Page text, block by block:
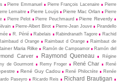
Pierre Emmanuel Pierre François Lacenaire
Pierre
Lemaitre Pierre Louÿs Pierre Mac Orlan
Pierre
Pierre Pelot Pierre Peuchmaurd Pierre Reverdy
Pierre-Albert Birot Pierre-Jean Jouve
Pirandello
R. Périé Rabelais Rabindranath Tagore
Rachid
d Orange Raimbaut d Orange
Raimbaut de
Maria Rilke Ramón de Campoamor
Ramón del
Carver Raymond Queneau
Régine
de Gourmont Remy Froger René Char
René
René Guy Cadou René Philoctète
Renée
Paseyro Ricardo Reis Richard Brautigan